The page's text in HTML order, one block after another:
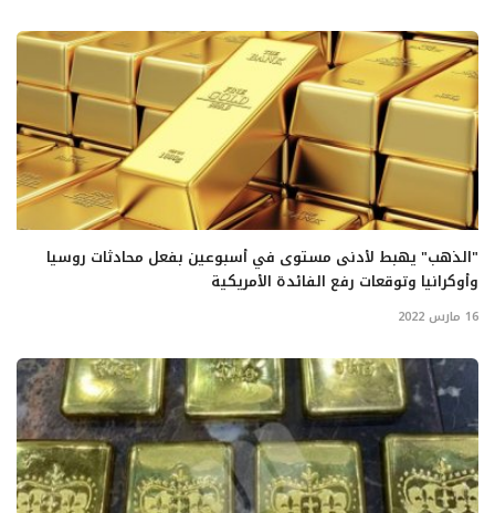
"الذهب" يهبط لأدنى مستوى في أسبوعين بفعل محادثات روسيا
وأوكرانيا وتوقعات رفع الفائدة الأمريكية
16 مارس 2022